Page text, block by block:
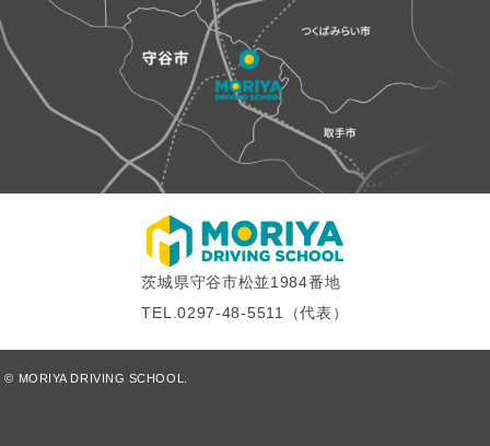
茨城県守谷市松並1984番地
TEL.0297-48-5511 （代表）
© MORIYA DRIVING SCHOOL.